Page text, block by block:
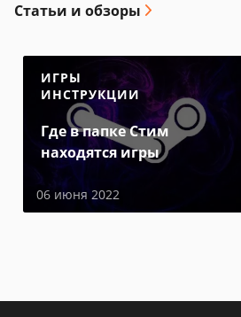
Статьи и обзоры
ИГРЫ
ИНСТРУКЦИИ
Где в папке Стим
находятся игры
06 июня 2022